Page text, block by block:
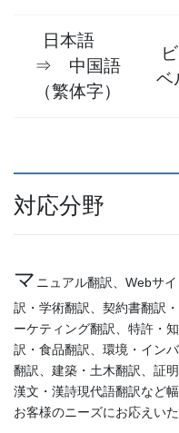
日本語
⇒ 中国語
（繁体字）
対応分野
マ ニュアル翻訳、Webサ
訳・学術翻訳、契約書翻訳
ーケティング翻訳、特許・
訳・食品翻訳、環境・イン
翻訳、建築・土木翻訳、証
漢文・漢詩現代語翻訳など
お客様のニーズにお応えいた